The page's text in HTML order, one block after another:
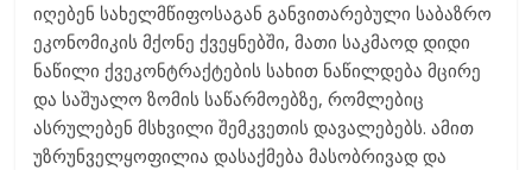
იღებენ სახელმწიფოსაგან განვითარებული საბაზრო
ეკონომიკის მქონე ქვეყნებში, მათი საკმაოდ დიდი
ნაწილი ქვეკონტრაქტების სახით ნაწილდება მცირე
და საშუალო ზომის საწარმოებზე, რომლებიც
ასრულებენ მსხვილი შემკვეთის დავალებებს. ამით
უზრუნველყოფილია დასაქმება მასობრივად და